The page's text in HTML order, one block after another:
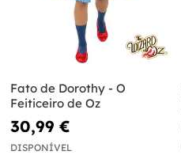
Fato de Dorothy - O
Feiticeiro de Oz
30,99 €
DISPONÍVEL